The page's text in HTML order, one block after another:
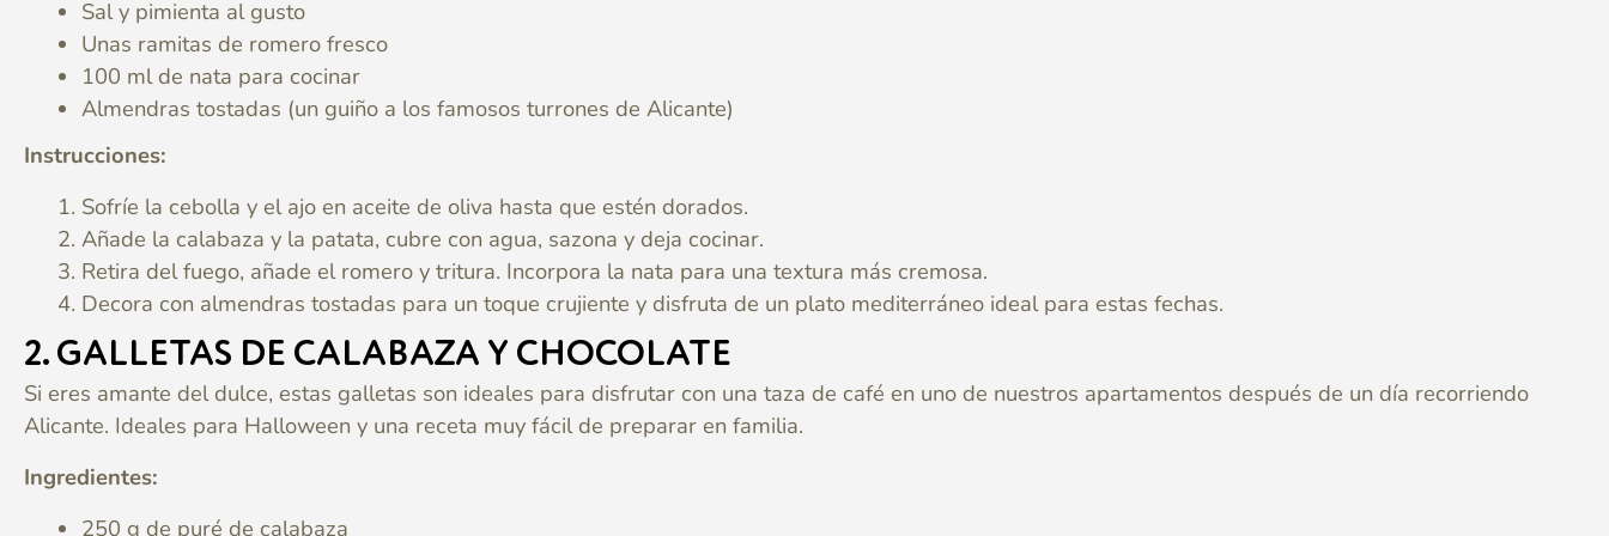
Sal y pimienta al gusto
Unas ramitas de romero fresco
100 ml de nata para cocinar
Almendras tostadas (un guiño a los famosos turrones de Alicante)
Instrucciones:
Sofríe la cebolla y el ajo en aceite de oliva hasta que estén dorados.
Añade la calabaza y la patata, cubre con agua, sazona y deja cocinar.
Retira del fuego, añade el romero y tritura. Incorpora la nata para una textura más cremosa.
Decora con almendras tostadas para un toque crujiente y disfruta de un plato mediterráneo ideal para estas fechas.
2. GALLETAS DE CALABAZA Y CHOCOLATE
Si eres amante del dulce, estas galletas son ideales para disfrutar con una taza de café en uno de nuestros apartamentos después de un día recorriendo
Alicante. Ideales para Halloween y una receta muy fácil de preparar en familia.
Ingredientes:
250 g de puré de calabaza